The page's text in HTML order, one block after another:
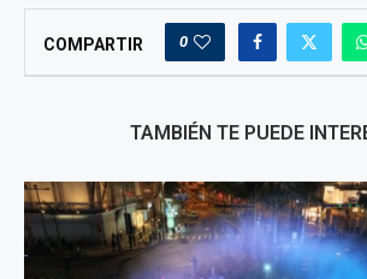
COMPARTIR 0
TAMBIÉN TE PUEDE